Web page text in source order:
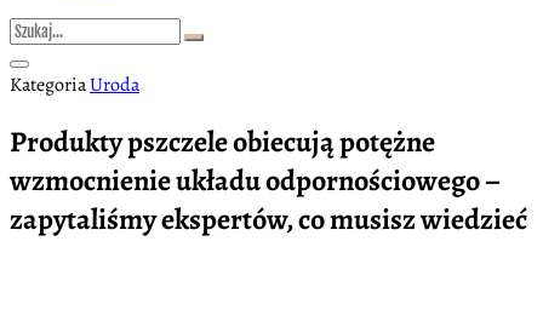
KategoriaUroda
Produkty pszczele obiecują potężne
wzmocnienie układu odpornościowego –
zapytaliśmy ekspertów, co musisz wiedzieć